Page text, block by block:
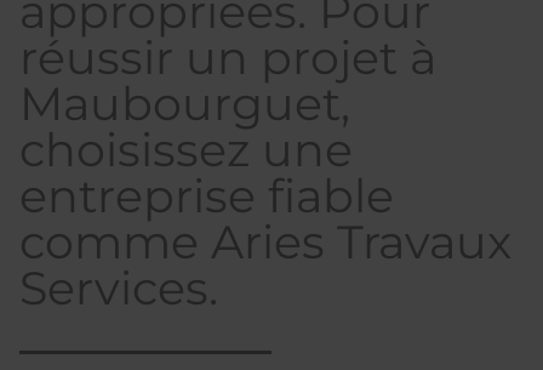
appropriées. Pour
réussir un projet à
Maubourguet,
choisissez une
entreprise fiable
comme Aries Travaux
Services.